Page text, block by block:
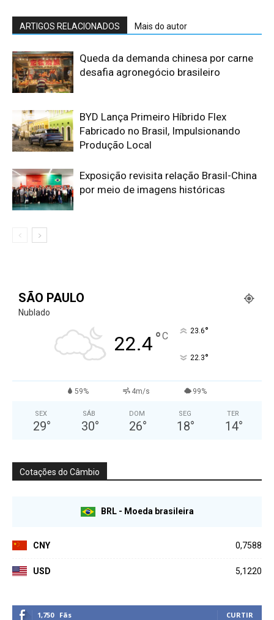
ARTIGOS RELACIONADOS Mais do autor
Queda da demanda chinesa por carne
desafia agronegócio brasileiro
BYD Lança Primeiro Híbrido Flex
Fabricado no Brasil, Impulsionando
Produção Local
Exposição revisita relação Brasil-China
por meio de imagens históricas
SÃO PAULO
Nublado
22.4°C 23.6°
22.3°
59% 4m/s 99%
SEX
29°
SÁB
30°
DOM
26°
SEG
18°
TER
14°
Cotações do Câmbio
BRL - Moeda brasileira
CNY 0,7588
USD 5,1220
1,750 Fãs CURTIR